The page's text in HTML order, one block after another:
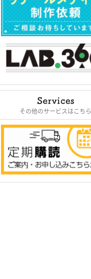
その他のサービスはこちら